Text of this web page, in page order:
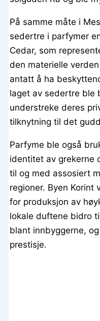
På samme måte i
sedertre i parfymer
Cedar, som
den materielle
antatt å ha
laget av sedertre ble
understreke deres
tilknytning til det
Parfyme ble også
identitet av grekerne
til og med assosiert
regioner. Byen Korint
for produksjon av
lokale duftene bidro
blant innbyggerne,
prestisje.